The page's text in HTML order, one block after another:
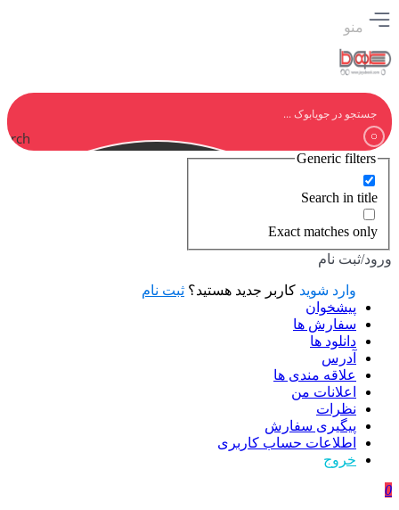
منو
Generic filters
Search in title
Exact matches only
ورود/ثبت نام
وارد شوید کاربر جدید هستید؟ ثبت نام
پیشخوان
سفارش ها
دانلود ها
آدرس
علاقه مندی ها
اعلانات من
نظرات
پیگیری سفارش
اطلاعات حساب كاربری
خروج
0